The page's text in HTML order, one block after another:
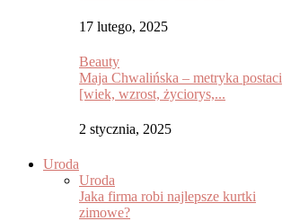
17 lutego, 2025
Beauty
Maja Chwalińska – metryka postaci
[wiek, wzrost, życiorys,...
2 stycznia, 2025
Uroda
Uroda
Jaka firma robi najlepsze kurtki
zimowe?